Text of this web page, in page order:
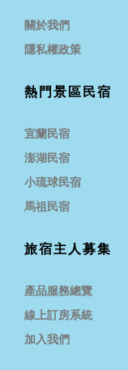
關於我們
隱私權政策
熱門景區民宿
宜蘭民宿
澎湖民宿
小琉球民宿
馬祖民宿
旅宿主人募集
產品服務總覽
線上訂房系統
加入我們